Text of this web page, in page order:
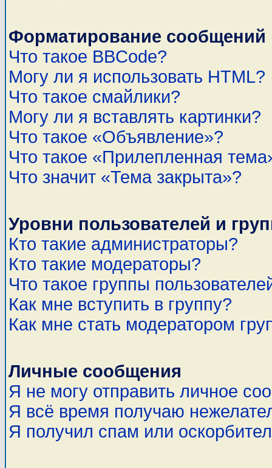
Форматирование
Что такое BBCode?
Могу ли я использовать HTML?
Что такое смайлики?
Могу ли я вставлять картинки?
Что такое «Объявление»?
Что такое «Прилепленная
Что значит «Тема закрыта»?
Уровни пользователей и
Кто такие администраторы?
Кто такие модераторы?
Что такое группы
Как мне вступить в группу?
Как мне стать модератором
Личные сообщения
Я не могу отправить личное
Я всё время получаю
Я получил спам или